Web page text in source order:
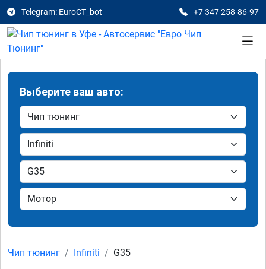
Telegram: EuroCT_bot +7 347 258-86-97
Выберите ваш авто:
Чип тюнинг Infiniti G35